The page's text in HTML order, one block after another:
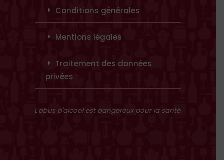
Conditions générales
Mentions légales
Traitement des données
privées
L'abus d'alcool est dangereux pour la santé.